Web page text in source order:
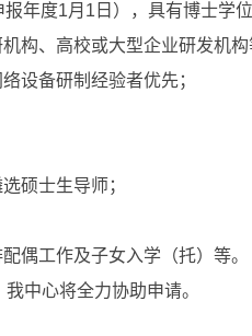
年度1月1日），具有博士学位
构、高校或大型企业研发机
设备研制经验者优先；
硕士生导师；
偶工作及子女入学（托）等。
中心将全力协助申请。